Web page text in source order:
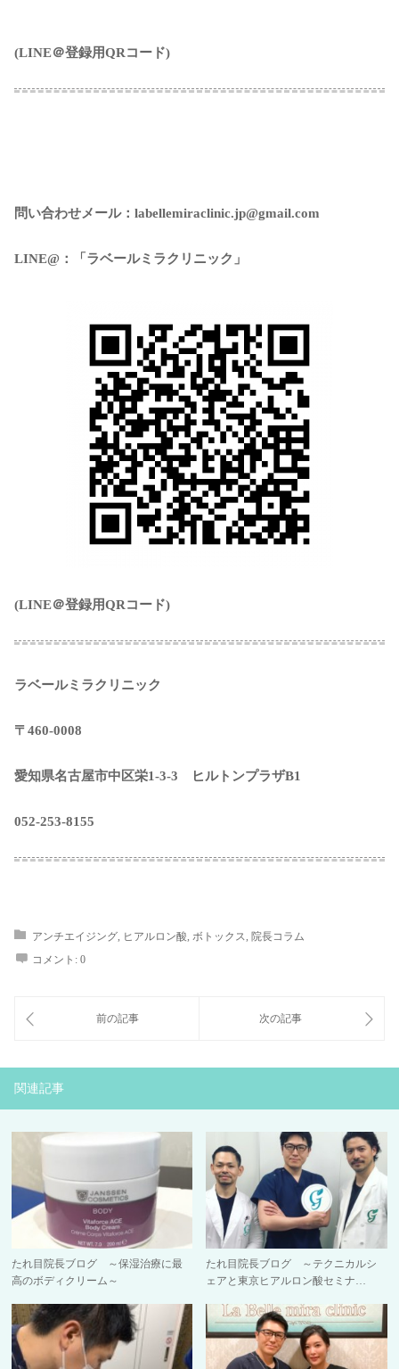
(LINE＠登録用QRコード)
問い合わせメール：labellemiraclinic.jp@gmail.com
LINE@：「ラベールミラクリニック」
(LINE＠登録用QRコード)
ラベールミラクリニック
〒460-0008
愛知県名古屋市中区栄1-3-3 ヒルトンプラザB1
052-253-8155
アンチエイジング, ヒアルロン酸, ボトックス, 院長コラム
コメント: 0
関連記事
たれ目院長ブログ ～保湿治療に最
高のボディクリーム～
たれ目院長ブログ ～テクニカルシ
ェアと東京ヒアルロン酸セミナ…